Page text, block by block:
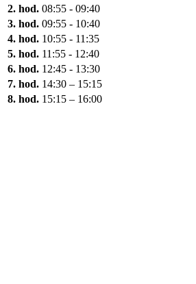
2. hod. 08:55 - 09:40
3. hod. 09:55 - 10:40
4. hod. 10:55 - 11:35
5. hod. 11:55 - 12:40
6. hod. 12:45 - 13:30
7. hod. 14:30 – 15:15
8. hod. 15:15 – 16:00